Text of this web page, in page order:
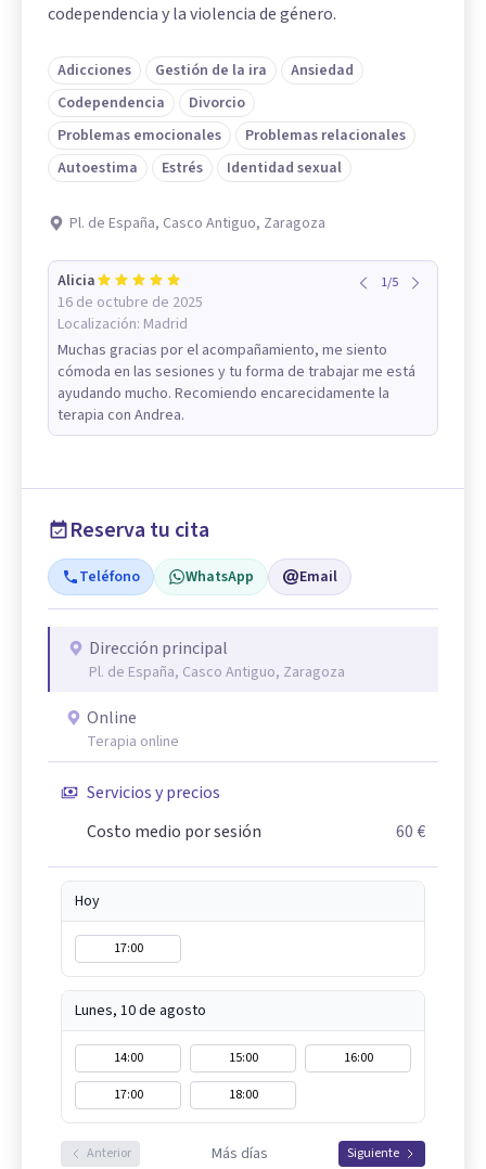
codependencia y la violencia de género.
Adicciones Gestión de la ira
Ansiedad
Codependencia
Divorcio
Problemas emocionales
Problemas relacionales
Autoestima
Estrés Identidad sexual
Pl. de España, Casco Antiguo, Zaragoza
Alicia
16 de octubre de 2025
Localización: Madrid
1/5
Muchas gracias por el acompañamiento, me siento
cómoda en las sesiones y tu forma de trabajar me está
ayudando mucho. Recomiendo encarecidamente la
terapia con Andrea.
Reserva tu cita
Teléfono WhatsApp Email
Dirección principal
Pl. de España, Casco Antiguo, Zaragoza
Online
Terapia online
Servicios y precios
Costo medio por sesión
60 €
Hoy
17:00
Lunes, 10 de agosto
14:00 15:00
16:00
17:00
18:00
Anterior Más días Siguiente